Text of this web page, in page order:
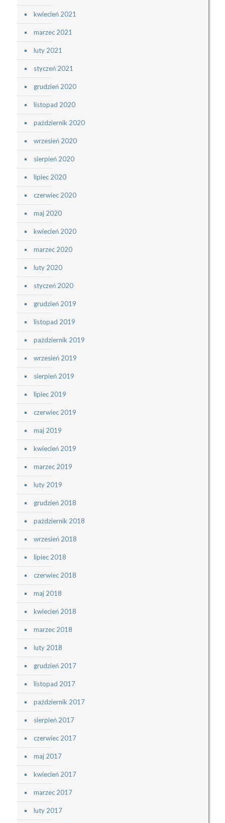
kwiecień 2021
marzec 2021
luty 2021
styczeń 2021
grudzień 2020
listopad 2020
październik 2020
wrzesień 2020
sierpień 2020
lipiec 2020
czerwiec 2020
maj 2020
kwiecień 2020
marzec 2020
luty 2020
styczeń 2020
grudzień 2019
listopad 2019
październik 2019
wrzesień 2019
sierpień 2019
lipiec 2019
czerwiec 2019
maj 2019
kwiecień 2019
marzec 2019
luty 2019
grudzień 2018
październik 2018
wrzesień 2018
lipiec 2018
czerwiec 2018
maj 2018
kwiecień 2018
marzec 2018
luty 2018
grudzień 2017
listopad 2017
październik 2017
sierpień 2017
czerwiec 2017
maj 2017
kwiecień 2017
marzec 2017
luty 2017